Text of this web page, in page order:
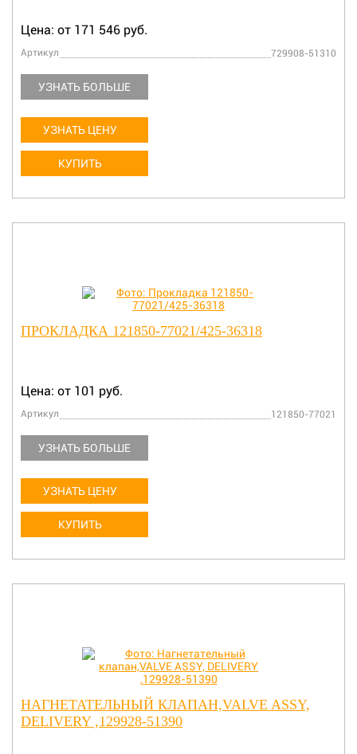
Цена: от 171 546 руб.
Артикул 729908-51310
УЗНАТЬ БОЛЬШЕ
УЗНАТЬ ЦЕНУ
КУПИТЬ
ПРОКЛАДКА 121850-77021/425-36318
Цена: от 101 руб.
Артикул 121850-77021
УЗНАТЬ БОЛЬШЕ
УЗНАТЬ ЦЕНУ
КУПИТЬ
НАГНЕТАТЕЛЬНЫЙ КЛАПАН,VALVE ASSY,
DELIVERY ,129928-51390